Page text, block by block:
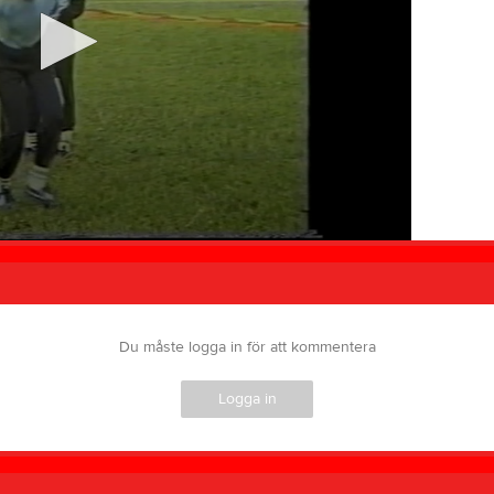
Du måste logga in för att kommentera
Logga in